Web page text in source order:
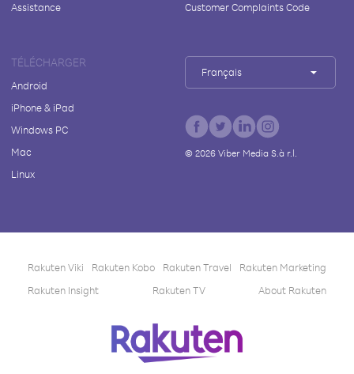
Assistance
Customer Complaints Code
TÉLÉCHARGER
Android
iPhone & iPad
Windows PC
Mac
Linux
Français
© 2026Viber Media S.à r.l.
Rakuten Viki Rakuten Kobo Rakuten Travel
Rakuten Marketing
Rakuten Insight
Rakuten TV About Rakuten